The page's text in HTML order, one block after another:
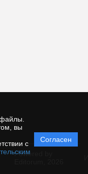
вы
с
Согласен
Powered by